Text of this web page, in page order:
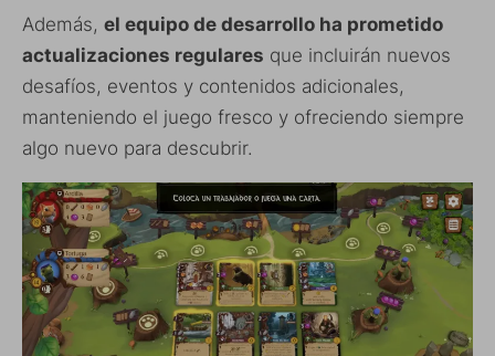
Además, el equipo de desarrollo ha prometido
actualizaciones regulares que incluirán nuevos
desafíos, eventos y contenidos adicionales,
manteniendo el juego fresco y ofreciendo siempre
algo nuevo para descubrir.